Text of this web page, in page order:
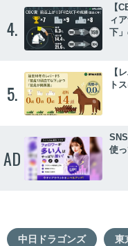
4.
【
ィ
下
5.
【
ト
AD
使っ
中日ドラゴンズ 東